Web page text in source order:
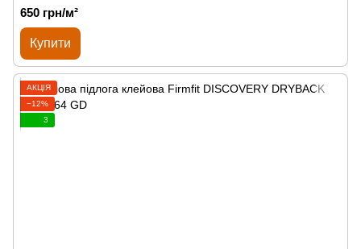
650 грн/м²
Купити
АКЦІЯ
−12%
3